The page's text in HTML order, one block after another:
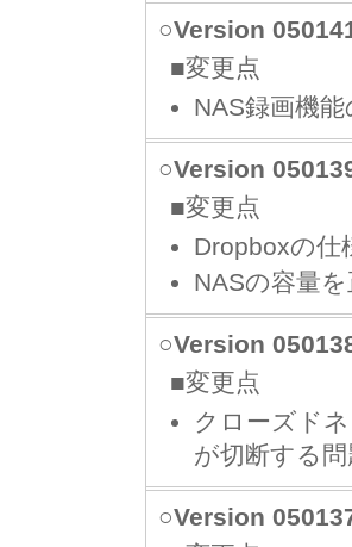
○Version
■変更点
NAS録画機
○Version
■変更点
Dropboxの仕
NASの容量
○Version
■変更点
クローズド
が切断する
○Version